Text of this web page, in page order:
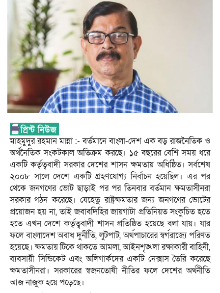
মাহমুদুর রহমান মান্না :- বর্তমানে বাংলা-দেশ এক বড় রাজনৈতিক ও
অর্থনৈতিক সংকটকাল অতিক্রম করছে। ১৫ বছরের বেশি সময় ধরে
একটি কর্তৃত্ববাদী সরকার দেশের শাসন ক্ষমতায় অধিষ্ঠিত। সর্বশেষ
২০০৮ সালে দেশে একটি গ্রহণযোগ্য নির্বাচন হয়েছিল। এর পর
থেকে জনগণের ভোট ছাড়াই পর পর তিনবার বর্তমান ক্ষমতাসীনরা
সরকার গঠন করেছে। যেহেতু রাষ্ট্রক্ষমতার জন্য জনগণের ভোটের
প্রয়োজন হয় না, তাই জবাবদিহির জায়গাটা প্রতিনিয়ত সংকুচিত হতে
হতে এখন দেশে কর্তৃত্ববাদী শাসন প্রতিষ্ঠিত হয়েছে বলা যায়। যার
ফলে বাংলাদেশ অবাধ দুর্নীতি, লুটপাট, অর্থপাচারের স্বর্গরাজ্যে পরিণত
হয়েছে। ক্ষমতায় টিকে থাকতে আমলা, আইনশৃঙ্খলা রক্ষাকারী বাহিনী,
ব্যবসায়ী সিন্ডিকেট এবং অলিগার্কদের একটি নেক্সাস তৈরি করেছে
ক্ষমতাসীনরা। সরকারের স্বজনতোষী নীতির ফলে দেশের অর্থনীতি
আজ নাজুক হয়ে পড়েছে।